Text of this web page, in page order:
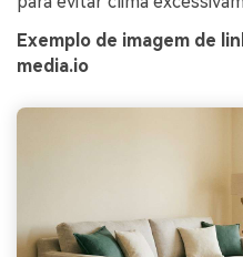
Exemplo de imagem de
media.io